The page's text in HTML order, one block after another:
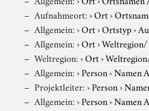
Aufnahmeort:›Ort›
Allgemein:›Ort›Ortstyp›
Allgemein:›Ort›
Weltregion:›Ort›
Allgemein:›Person›Namen
Projektleiter:›Person›
Allgemein:›Person›Namen